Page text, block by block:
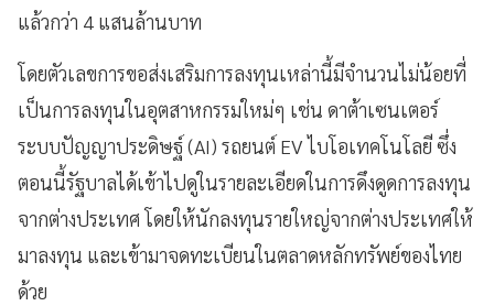
แล้วกว่า 4 แสนล้านบาท
โดยตัวเลขการขอส่งเสริมการลงทุนเหล่านี้มีจำนวนไม่น้อยที่
เป็นการลงทุนในอุตสาหกรรมใหม่ๆ เช่น ดาต้าเซนเตอร์
ระบบปัญญาประดิษฐ์ (AI) รถยนต์ EV ไบโอเทคโนโลยี ซึ่ง
ตอนนี้รัฐบาลได้เข้าไปดูในรายละเอียดในการดึงดูดการลงทุน
จากต่างประเทศ โดยให้นักลงทุนรายใหญ่จากต่างประเทศให้
มาลงทุน และเข้ามาจดทะเบียนในตลาดหลักทรัพย์ของไทย
ด้วย